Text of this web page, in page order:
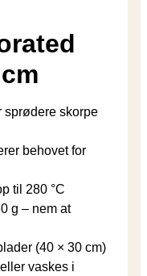
sprødere skorpe
behovet for
til 280 °C
g – nem at
(40 × 30 cm)
vaskes i